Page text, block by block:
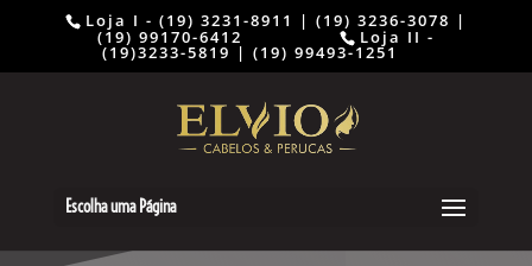
Loja I - (19) 3231-8911 | (19) 3236-3078 |
(19) 99170-6412 ⠀⠀⠀⠀⠀⠀ Loja II -
(19)3233-5819 | (19) 99493-1251
Escolha uma Página